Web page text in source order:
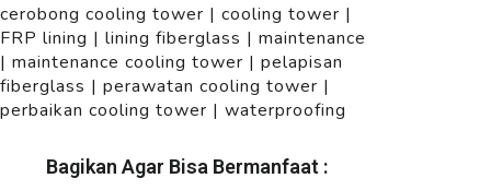
cerobong cooling tower | cooling tower |
FRP lining | lining fiberglass | maintenance
| maintenance cooling tower | pelapisan
fiberglass | perawatan cooling tower |
perbaikan cooling tower | waterproofing
Bagikan Agar Bisa Bermanfaat :